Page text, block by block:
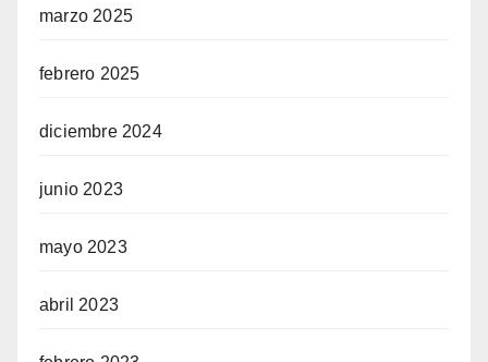
marzo 2025
febrero 2025
diciembre 2024
junio 2023
mayo 2023
abril 2023